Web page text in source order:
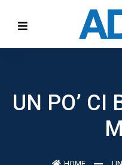
UN PO’ CI